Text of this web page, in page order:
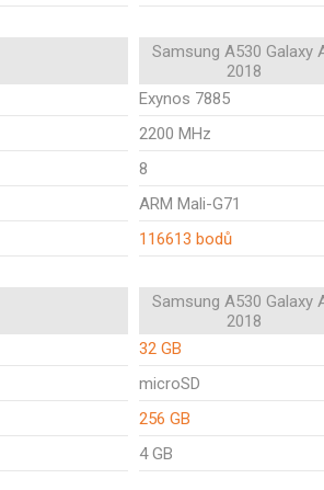
Samsung A530 Galaxy
2018
Exynos 7885
2200 MHz
8
ARM Mali-G71
116613 bodů
Samsung A530 Galaxy
2018
32 GB
microSD
256 GB
4 GB